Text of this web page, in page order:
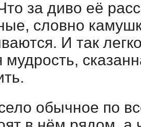
за диво её
словно
И так
мудрость,
обычное по